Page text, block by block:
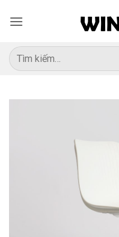
qua
dung
Tìm
kiếm: